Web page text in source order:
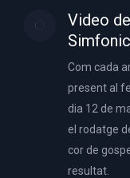
Video
Com cada
present al
dia 12 de
el rodatge
cor de
resultat.